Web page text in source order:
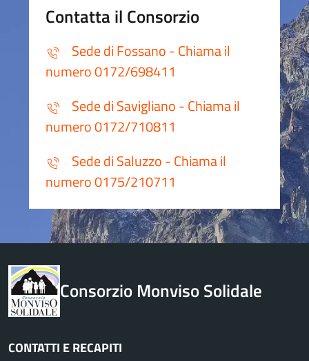
Contatta il Consorzio
Sede di Fossano - Chiama il
numero 0172/698411
Sede di Savigliano - Chiama il
numero 0172/710811
Sede di Saluzzo - Chiama il
numero 0175/210711
Consorzio Monviso Solidale
CONTATTI E RECAPITI